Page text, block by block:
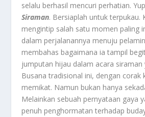
selalu berhasil mencuri perhatian.
Siraman. Bersiaplah untuk terpukau.
mengintip salah satu momen paling
dalam perjalanannya menuju
membahas bagaimana ia tampil
jumputan hijau dalam acara siraman
Busana tradisional ini, dengan corak
memikat. Namun bukan hanya
Melainkan sebuah pernyataan gaya
penuh penghormatan terhadap